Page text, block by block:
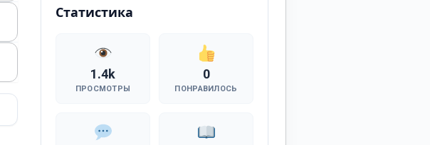
Статистика
1.4k
ПРОСМОТРЫ
0
ПОНРАВИЛОСЬ